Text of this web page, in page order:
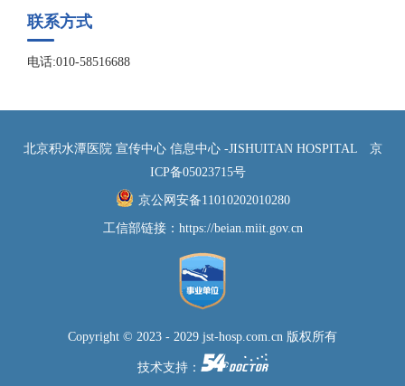
联系方式
电话:010-58516688
北京积水潭医院 宣传中心 信息中心 -JISHUITAN HOSPITAL
京
ICP备05023715号
京公网安备11010202010280
工信部链接： https://beian.miit.gov.cn
Copyright © 2023 - 2029 jst-hosp.com.cn 版权所有
技术支持：